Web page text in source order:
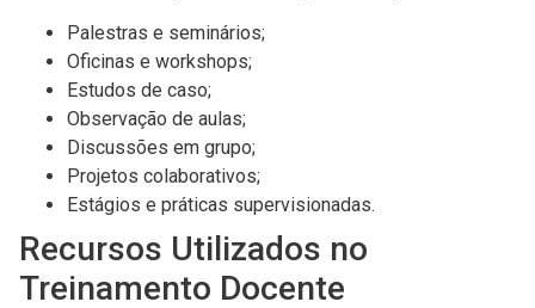
Palestras e seminários;
Oficinas e workshops;
Estudos de caso;
Observação de aulas;
Discussões em grupo;
Projetos colaborativos;
Estágios e práticas supervisionadas.
Recursos Utilizados no
Treinamento Docente